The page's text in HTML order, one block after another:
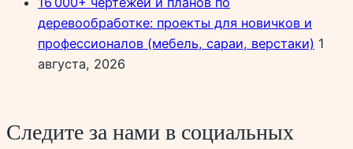
деревообработке: проекты для новичков и
профессионалов (мебель, сараи, верстаки) 1
августа, 2026
Следите за нами в социальных